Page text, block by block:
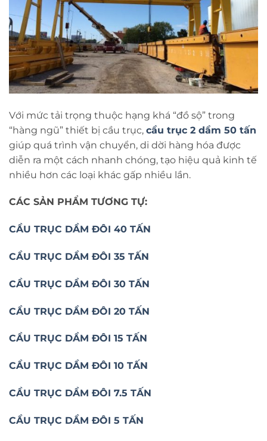
Với mức tải trọng thuộc hạng khá “đồ sộ” trong
“hàng ngũ” thiết bị cầu trục, cầu trục 2 dầm 50 tấn
giúp quá trình vận chuyển, di dời hàng hóa được
diễn ra một cách nhanh chóng, tạo hiệu quả kinh tế
nhiều hơn các loại khác gấp nhiều lần.
CÁC SẢN PHẨM TƯƠNG TỰ:
CẦU TRỤC DẦM ĐÔI 40 TẤN
CẦU TRỤC DẦM ĐÔI 35 TẤN
CẦU TRỤC DẦM ĐÔI 30 TẤN
CẦU TRỤC DẦM ĐÔI 20 TẤN
CẦU TRỤC DẦM ĐÔI 15 TẤN
CẦU TRỤC DẦM ĐÔI 10 TẤN
CẦU TRỤC DẦM ĐÔI 7.5 TẤN
CẦU TRỤC DẦM ĐÔI 5 TẤN